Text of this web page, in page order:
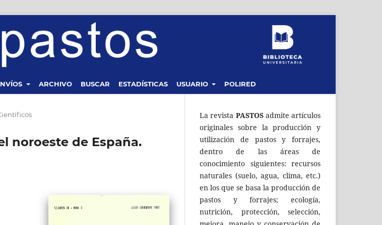
ARCHIVO BUSCAR ESTADÍSTICAS USUARIO POLIRED
noroeste de España.
La revista PASTOSadmite artículos
originales sobre la producción y
utilización de pastos y forrajes,
dentro de las áreas de
conocimiento siguientes: recursos
naturales (suelo, agua, clima, etc.)
en los que se basa la producción de
pastos y forrajes; ecología,
nutrición, protección, selección,